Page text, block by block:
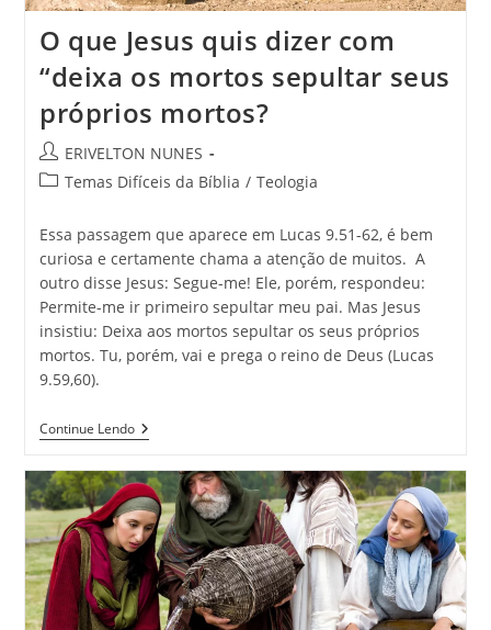
O que Jesus quis dizer com
“deixa os mortos sepultar seus
próprios mortos?
ERIVELTON NUNES
Temas Difíceis da Bíblia / Teologia
Essa passagem que aparece em Lucas 9.51-62, é bem
curiosa e certamente chama a atenção de muitos. A
outro disse Jesus: Segue-me! Ele, porém, respondeu:
Permite-me ir primeiro sepultar meu pai. Mas Jesus
insistiu: Deixa aos mortos sepultar os seus próprios
mortos. Tu, porém, vai e prega o reino de Deus (Lucas
9.59,60).
Continue Lendo